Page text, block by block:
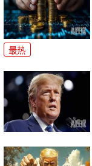
最热